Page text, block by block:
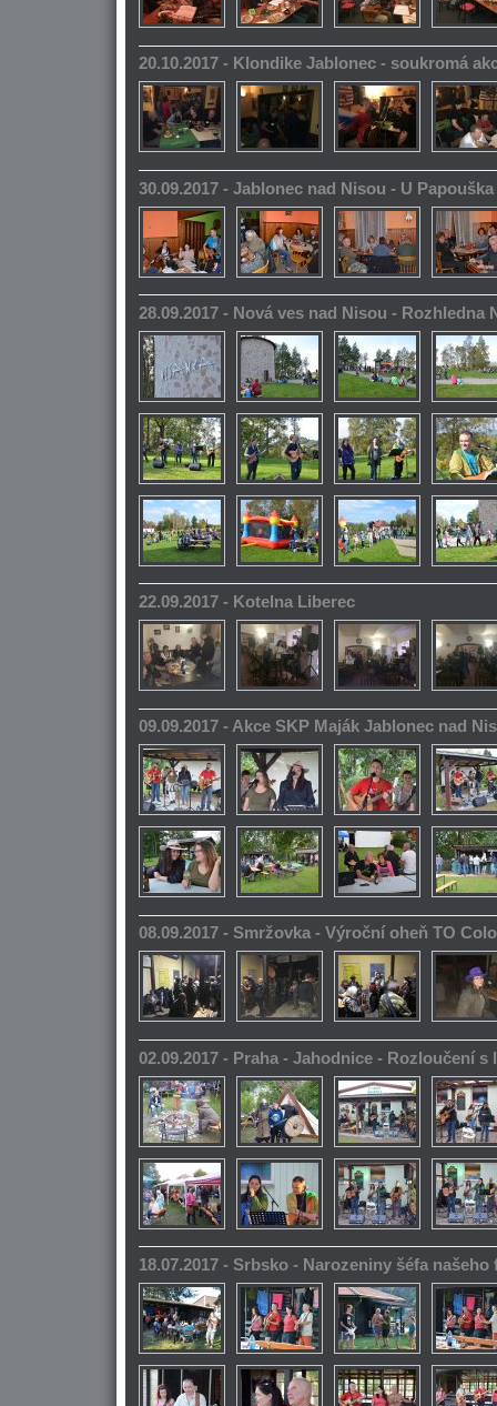
20.10.2017 - Klondike Jablonec - soukromá
30.09.2017 - Jablonec nad Nisou - U
28.09.2017 - Nová ves nad Nisou - Rozhledna
22.09.2017 - Kotelna Liberec
09.09.2017 - Akce SKP Maják Jablonec nad
08.09.2017 - Smržovka - Výroční oheň TO
02.09.2017 - Praha - Jahodnice - Rozloučení s
18.07.2017 - Srbsko - Narozeniny šéfa našeho